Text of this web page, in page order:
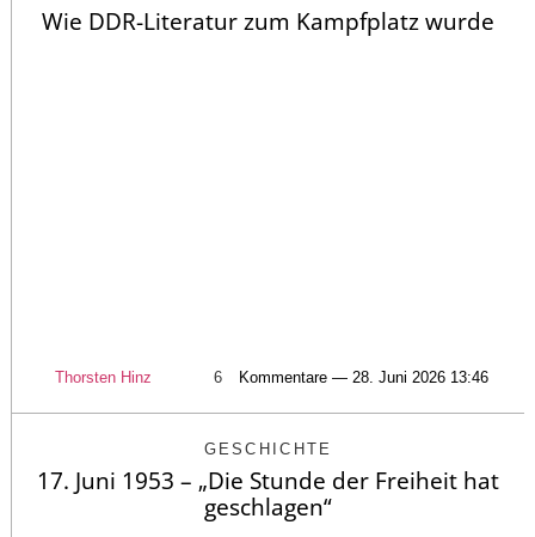
Wie DDR-Literatur zum Kampfplatz wurde
Thorsten Hinz 6 Kommentare — 28. Juni 2026 13:46
GESCHICHTE
17. Juni 1953 – „Die Stunde der Freiheit hat
geschlagen“